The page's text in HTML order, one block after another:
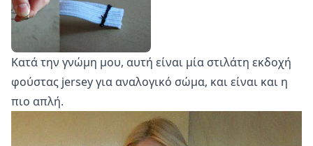
Κατά την γνώμη μου, αυτή είναι μία στιλάτη εκδοχή
φούστας jersey για αναλογικό σώμα, και είναι και η
πιο απλή.